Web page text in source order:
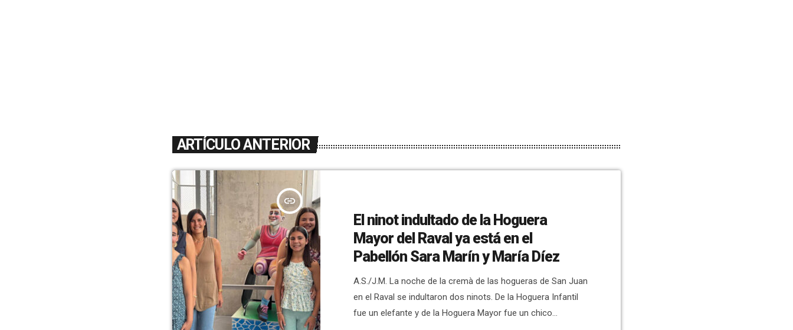
ARTÍCULO ANTERIOR
insert_link
El ninot indultado de la Hoguera
Mayor del Raval ya está en el
Pabellón Sara Marín y María Díez
A.S./J.M. La noche de la cremà de las hogueras de San Juan
en el Raval se indultaron dos ninots. De la Hoguera Infantil
fue un elefante y de la Hoguera Mayor fue un chico